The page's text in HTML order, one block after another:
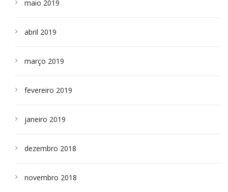
maio 2019
abril 2019
março 2019
fevereiro 2019
janeiro 2019
dezembro 2018
novembro 2018